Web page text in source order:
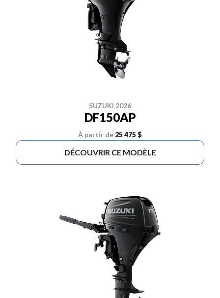
SUZUKI 2026
DF150AP
À partir de 25 475 $
DÉCOUVRIR CE MODÈLE